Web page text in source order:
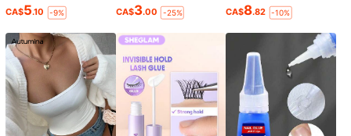
CA$5.10 -9% CA$3.00 -25% CA$8.82 -10%